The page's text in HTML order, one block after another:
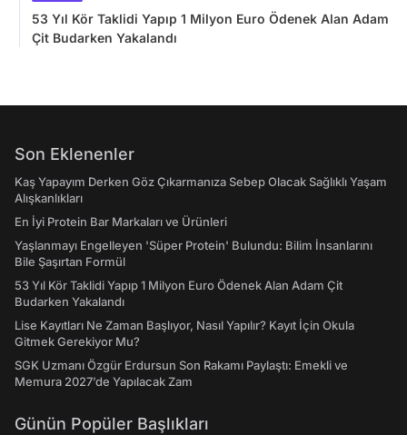
53 Yıl Kör Taklidi Yapıp 1 Milyon Euro Ödenek Alan Adam
Çit Budarken Yakalandı
Son Eklenenler
Kaş Yapayım Derken Göz Çıkarmanıza Sebep Olacak Sağlıklı Yaşam
Alışkanlıkları
En İyi Protein Bar Markaları ve Ürünleri
Yaşlanmayı Engelleyen 'Süper Protein' Bulundu: Bilim İnsanlarını
Bile Şaşırtan Formül
53 Yıl Kör Taklidi Yapıp 1 Milyon Euro Ödenek Alan Adam Çit
Budarken Yakalandı
Lise Kayıtları Ne Zaman Başlıyor, Nasıl Yapılır? Kayıt İçin Okula
Gitmek Gerekiyor Mu?
SGK Uzmanı Özgür Erdursun Son Rakamı Paylaştı: Emekli ve
Memura 2027’de Yapılacak Zam
Günün Popüler Başlıkları